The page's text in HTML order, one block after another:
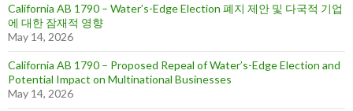
California AB 1790 – Water’s-Edge Election 폐지 제안 및 다국적 기업
에 대한 잠재적 영향
May 14, 2026
California AB 1790 – Proposed Repeal of Water’s-Edge Election and
Potential Impact on Multinational Businesses
May 14, 2026